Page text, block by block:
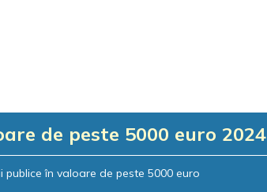
de peste 5000 euro 2024
în valoare de peste 5000 euro